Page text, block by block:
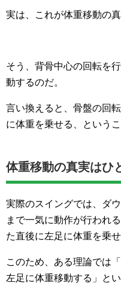
実は、これが体重移動の真
そう、背骨中心の回転を
動するのだ。
言い換えると、骨盤の回
に体重を乗せる、というこ
体重移動の真実はひ
実際のスイングでは、ダ
まで一気に動作が行われ
た直後に左足に体重を乗
このため、ある理論では
左足に体重移動する」と